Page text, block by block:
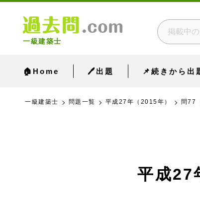
一級建築士
🏠Home 🖊出題 📌続きから出
一級建築士 問題一覧 平成27年（2015年） 問77
平成27